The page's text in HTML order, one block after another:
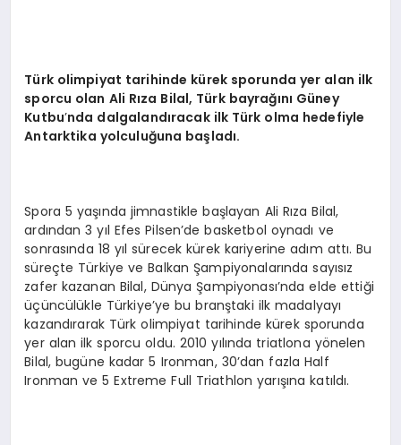
Türk olimpiyat tarihinde kürek sporunda yer alan ilk
sporcu olan Ali Rıza Bilal, Türk bayrağını Güney
Kutbu’nda dalgalandıracak ilk Türk olma hedefiyle
Antarktika yolculuğuna başladı.
Spora 5 yaşında jimnastikle başlayan Ali Rıza Bilal,
ardından 3 yıl Efes Pilsen’de basketbol oynadı ve
sonrasında 18 yıl sürecek kürek kariyerine adım attı. Bu
süreçte Türkiye ve Balkan Şampiyonalarında sayısız
zafer kazanan Bilal, Dünya Şampiyonası’nda elde ettiği
üçüncülükle Türkiye’ye bu branştaki ilk madalyayı
kazandırarak Türk olimpiyat tarihinde kürek sporunda
yer alan ilk sporcu oldu. 2010 yılında triatlona yönelen
Bilal, bugüne kadar 5 Ironman, 30’dan fazla Half
Ironman ve 5 Extreme Full Triathlon yarışına katıldı.